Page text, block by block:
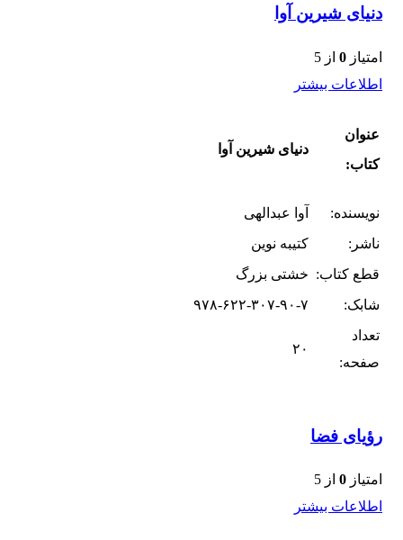
دنیای شیرین آوا
امتیاز 0 از 5
اطلاعات بیشتر
عنوان
کتاب:
دنیای شیرین آوا
نویسنده:
آوا عبدالهی
ناشر:
کتیبه نوین
قطع کتاب: خشتی بزرگ
شابک:
۹۷۸-۶۲۲-۳۰۷-۹۰-۷
تعداد
صفحه:
۲۰
رؤیای فضا
امتیاز 0 از 5
اطلاعات بیشتر